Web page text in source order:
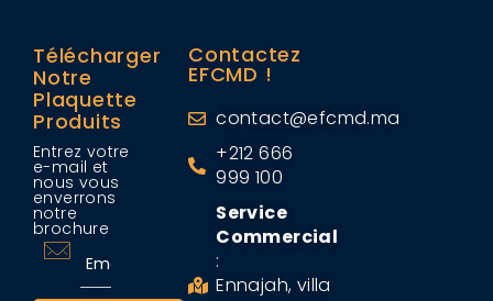
Télécharger
Notre
Plaquette
Produits
Entrez votre
e-mail et
nous vous
enverrons
notre
brochure
Contactez
EFCMD !
contact@efcmd.ma
+212 666
999 100
Service
Commercial
:
Ennajah, villa